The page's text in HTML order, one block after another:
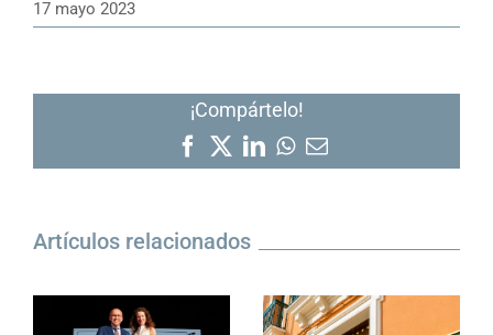
17 mayo 2023
¡Compártelo!
Facebook
X LinkedIn
WhatsApp
Correo
electrónico
Artículos relacionados